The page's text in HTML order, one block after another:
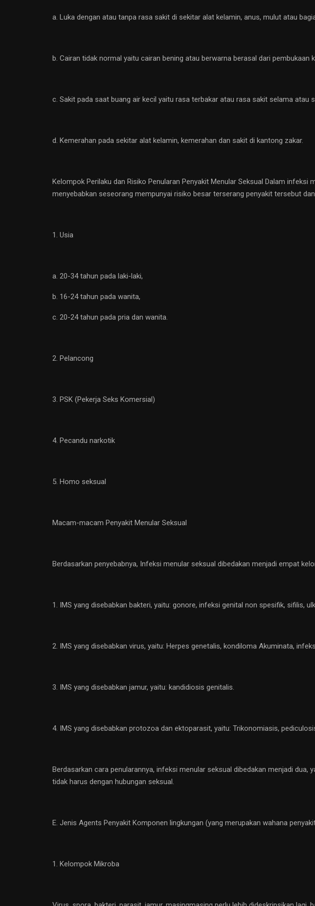
a. Luka dengan atau tanpa rasa sakit di sekitar alat kelamin, anus, mulut atau
b. Cairan tidak normal yaitu cairan bening atau berwarna berasal dari pembukaan
c. Sakit pada saat buang air kecil yaitu rasa terbakar atau rasa sakit selama atau
d. Kemerahan pada sekitar alat kelamin, kemerahan dan sakit di kantong zakar.
Kelompok Perilaku dan Risiko Penularan Penyakit Menular Seksual Dalam
menyebabkan seseorang mempunyai risiko besar terserang penyakit tersebut
1. Usia
a. 20-34 tahun pada laki-laki,
b. 16-24 tahun pada wanita,
c. 20-24 tahun pada pria dan wanita.
2. Pelancong
3. PSK (Pekerja Seks Komersial)
4. Pecandu narkotik
5. Homo seksual
Macam-macam Penyakit Menular Seksual
Berdasarkan penyebabnya, Infeksi menular seksual dibedakan menjadi empat
1. IMS yang disebabkan bakteri, yaitu: gonore, infeksi genital non spesifik, sifilis,
2. IMS yang disebabkan virus, yaitu: Herpes genetalis, kondiloma Akuminata,
3. IMS yang disebabkan jamur, yaitu: kandidiosis genitalis.
4. IMS yang disebabkan protozoa dan ektoparasit, yaitu: Trikonomiasis,
Berdasarkan cara penularannya, infeksi menular seksual dibedakan menjadi
tidak harus dengan hubungan seksual.
E. Jenis Agents Penyakit Komponen lingkungan (yang merupakan wahana
1. Kelompok Mikroba